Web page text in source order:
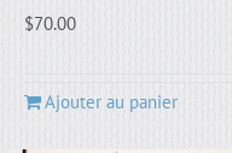
$70.00
Ajouter au panier